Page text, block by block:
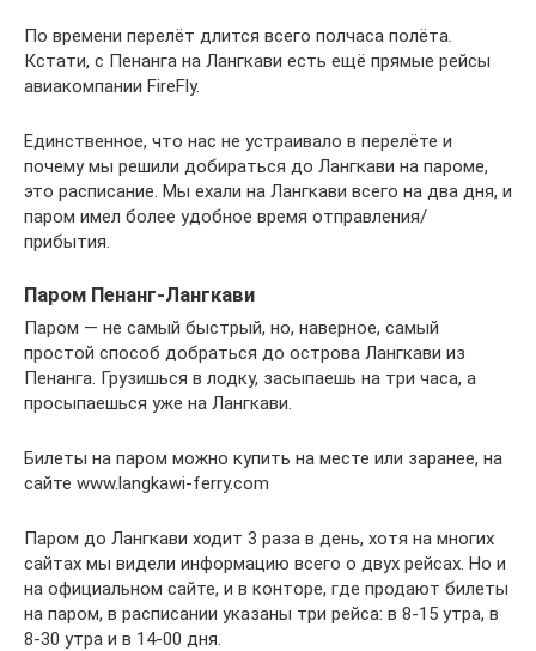
По времени перелёт длится всего полчаса полёта.
Кстати, с Пенанга на Лангкави есть ещё прямые рейсы
авиакомпании FireFly.
Единственное, что нас не устраивало в перелёте и
почему мы решили добираться до Лангкави на пароме,
это расписание. Мы ехали на Лангкави всего на два дня, и
паром имел более удобное время отправления/
прибытия.
Паром Пенанг-Лангкави
Паром — не самый быстрый, но, наверное, самый
простой способ добраться до острова Лангкави из
Пенанга. Грузишься в лодку, засыпаешь на три часа, а
просыпаешься уже на Лангкави.
Билеты на паром можно купить на месте или заранее, на
сайте www.langkawi-ferry.com
Паром до Лангкави ходит 3 раза в день, хотя на многих
сайтах мы видели информацию всего о двух рейсах. Но и
на официальном сайте, и в конторе, где продают билеты
на паром, в расписании указаны три рейса: в 8-15 утра, в
8-30 утра и в 14-00 дня.